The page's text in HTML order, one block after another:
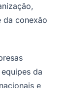
da conexão
da
e